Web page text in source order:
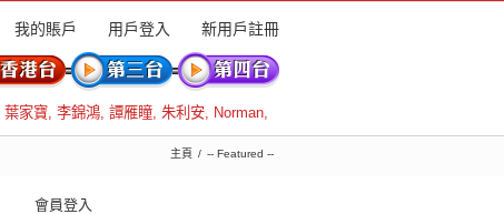
我的賬戶 用戶登入 新用戶註冊
葉家寶, 李錦鴻, 譚雁瞳, 朱利安, Norman,
主頁 -- Featured --
會員登入